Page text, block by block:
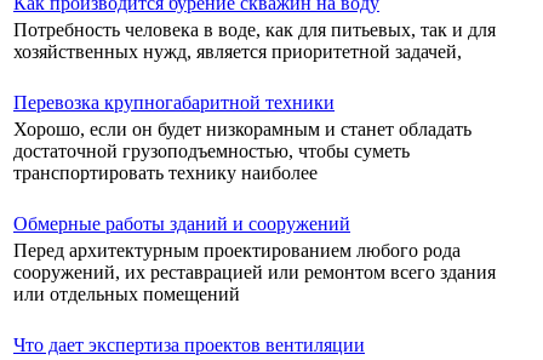
Потребность человека в воде, как для питьевых, так и для
хозяйственных нужд, является приоритетной задачей,
Перевозка крупногабаритной техники
Хорошо, если он будет низкорамным и станет обладать
достаточной грузоподъемностью, чтобы суметь
транспортировать технику наиболее
Обмерные работы зданий и сооружений
Перед архитектурным проектированием любого рода
сооружений, их реставрацией или ремонтом всего здания
или отдельных помещений
Что дает экспертиза проектов вентиляции